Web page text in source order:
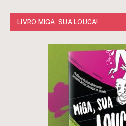
LIVRO MIGA, SUA LOUCA!